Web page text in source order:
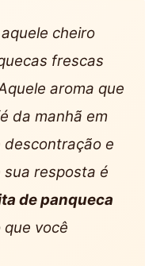
cheiro
frescas
aroma que
da manhã em
descontração e
sua resposta é
de panqueca
você